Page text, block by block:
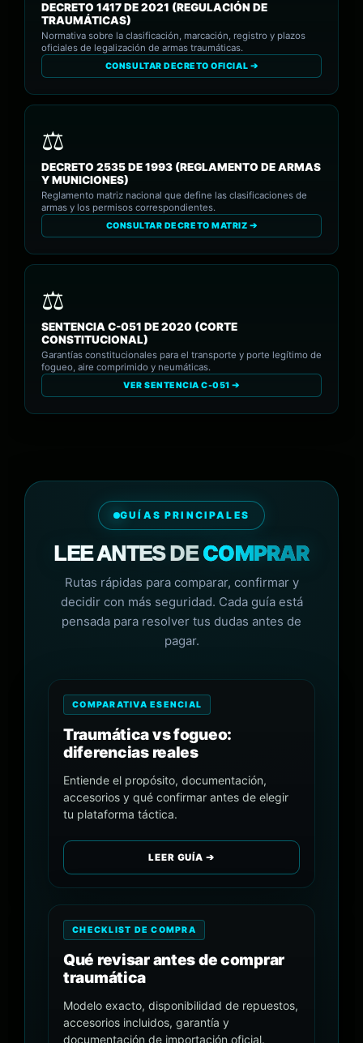
DECRETO 1417 DE 2021 (REGULACIÓN DE
TRAUMÁTICAS)
Normativa sobre la clasificación, marcación, registro y plazos
oficiales de legalización de armas traumáticas.
CONSULTAR DECRETO OFICIAL ➔
DECRETO 2535 DE 1993 (REGLAMENTO DE ARMAS
Y MUNICIONES)
Reglamento matriz nacional que define las clasificaciones de
armas y los permisos correspondientes.
CONSULTAR DECRETO MATRIZ ➔
SENTENCIA C-051 DE 2020 (CORTE
CONSTITUCIONAL)
Garantías constitucionales para el transporte y porte legítimo de
fogueo, aire comprimido y neumáticas.
VER SENTENCIA C-051 ➔
GUÍAS PRINCIPALES
LEE ANTES DECOMPRAR
Rutas rápidas para comparar, confirmar y
decidir con más seguridad. Cada guía está
pensada para resolver tus dudas antes de
pagar.
COMPARATIVA ESENCIAL
Traumática vs fogueo:
diferencias reales
Entiende el propósito, documentación,
accesorios y qué confirmar antes de elegir
tu plataforma táctica.
LEER GUÍA ➔
CHECKLIST DE COMPRA
Qué revisar antes de comprar
traumática
Modelo exacto, disponibilidad de repuestos,
accesorios incluidos, garantía y
documentación de importación oficial.